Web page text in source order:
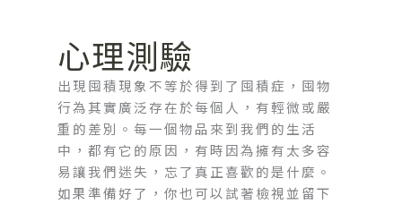
心理測驗
出現囤積現象不等於得到了囤積症，囤物
行為其實廣泛存在於每個人，有輕微或嚴
重的差別。每一個物品來到我們的生活
中，都有它的原因，有時因為擁有太多容
易讓我們迷失，忘了真正喜歡的是什麼。
如果準備好了，你也可以試著檢視並留下